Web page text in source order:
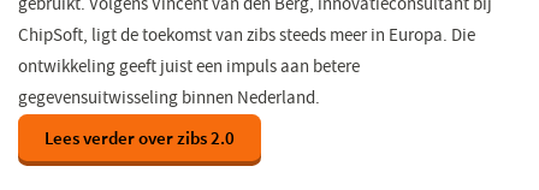
gebruikt. Volgens Vincent van den Berg, innovatieconsultant bij
ChipSoft, ligt de toekomst van zibs steeds meer in Europa. Die
ontwikkeling geeft juist een impuls aan betere
gegevensuitwisseling binnen Nederland.
Lees verder over zibs 2.0